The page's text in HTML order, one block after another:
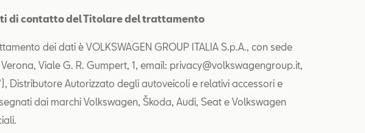
di contatto del Titolare del trattamento
dei dati è VOLKSWAGEN GROUP ITALIA S.p.A., con sede
Viale G. R. Gumpert, 1, email: privacy@volkswagengroup.it,
Distributore Autorizzato degli autoveicoli e relativi accessori e
dai marchi Volkswagen, Škoda, Audi, Seat e Volkswagen